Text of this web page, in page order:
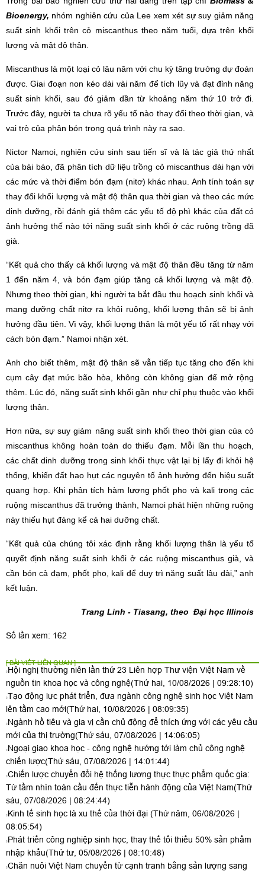
Bioenergy, nhóm nghiên cứu của Lee xem xét sự suy giảm năng
suất sinh khối trên cỏ miscanthus theo năm tuổi, dựa trên khối
lượng và mật độ thân.
Miscanthus là một loại cỏ lâu năm với chu kỳ tăng trưởng dự đoán
được. Giai đoạn non kéo dài vài năm để tích lũy và đạt đỉnh năng
suất sinh khối, sau đó giảm dần từ khoảng năm thứ 10 trở đi.
Trước đây, người ta chưa rõ yếu tố nào thay đổi theo thời gian, và
vai trò của phân bón trong quá trình này ra sao.
Nictor Namoi, nghiên cứu sinh sau tiến sĩ và là tác giả thứ nhất
của bài báo, đã phân tích dữ liệu trồng cỏ miscanthus dài hạn với
các mức và thời điểm bón đạm (nitơ) khác nhau. Anh tính toán sự
thay đổi khối lượng và mật độ thân qua thời gian và theo các mức
dinh dưỡng, rồi đánh giá thêm các yếu tố độ phì khác của đất có
ảnh hưởng thế nào tới năng suất sinh khối ở các ruộng trồng đã
già.
“Kết quả cho thấy cả khối lượng và mật độ thân đều tăng từ năm
1 đến năm 4, và bón đạm giúp tăng cả khối lượng và mật độ.
Nhưng theo thời gian, khi người ta bắt đầu thu hoạch sinh khối và
mang dưỡng chất nitơ ra khỏi ruộng, khối lượng thân sẽ bị ảnh
hưởng đầu tiên. Vì vậy, khối lượng thân là một yếu tố rất nhạy với
cách bón đạm.” Namoi nhận xét.
Anh cho biết thêm, mật độ thân sẽ vẫn tiếp tục tăng cho đến khi
cụm cây đạt mức bão hòa, không còn không gian để mở rộng
thêm. Lúc đó, năng suất sinh khối gần như chỉ phụ thuộc vào khối
lượng thân.
Hơn nữa, sự suy giảm năng suất sinh khối theo thời gian của cỏ
miscanthus không hoàn toàn do thiếu đạm. Mỗi lần thu hoạch,
các chất dinh dưỡng trong sinh khối thực vật lại bị lấy đi khỏi hệ
thống, khiến đất hao hụt các nguyên tố ảnh hưởng đến hiệu suất
quang hợp. Khi phân tích hàm lượng phốt pho và kali trong các
ruộng miscanthus đã trưởng thành, Namoi phát hiện những ruộng
này thiếu hụt đáng kể cả hai dưỡng chất.
“Kết quả của chúng tôi xác định rằng khối lượng thân là yếu tố
quyết định năng suất sinh khối ở các ruộng miscanthus già, và
cần bón cả đạm, phốt pho, kali để duy trì năng suất lâu dài,” anh
kết luận.
Trang Linh - Tiasang, theo Đại học Illinois
Số lần xem: 162
[ BÀI VIẾT LIÊN QUAN ]
Hội nghị thường niên lần thứ 23 Liên hợp Thư viện Việt Nam về
nguồn tin khoa học và công nghệ(Thứ hai, 10/08/2026 | 09:28:10)
Tạo động lực phát triển, đưa ngành công nghệ sinh học Việt Nam
lên tầm cao mới(Thứ hai, 10/08/2026 | 08:09:35)
Ngành hồ tiêu và gia vị cần chủ động để thích ứng với các yêu cầu
mới của thị trường(Thứ sáu, 07/08/2026 | 14:06:05)
Ngoại giao khoa học - công nghệ hướng tới làm chủ công nghệ
chiến lược(Thứ sáu, 07/08/2026 | 14:01:44)
Chiến lược chuyển đổi hệ thống lương thực thực phẩm quốc gia:
Từ tầm nhìn toàn cầu đến thực tiễn hành động của Việt Nam(Thứ
sáu, 07/08/2026 | 08:24:44)
Kinh tế sinh học là xu thế của thời đại (Thứ năm, 06/08/2026 |
08:05:54)
Phát triển công nghiệp sinh học, thay thế tối thiểu 50% sản phẩm
nhập khẩu(Thứ tư, 05/08/2026 | 08:10:48)
Chăn nuôi Việt Nam chuyển từ cạnh tranh bằng sản lượng sang